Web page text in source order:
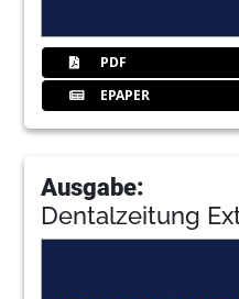
PDF
EPAPER
Ausgabe:
Dentalzeitung